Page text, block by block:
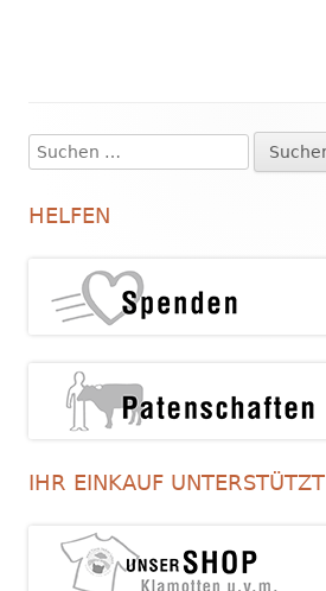
Haupt-
Seitenleiste
Suchen
nach:
HELFEN
IHR EINKAUF UNTERSTÜTZT